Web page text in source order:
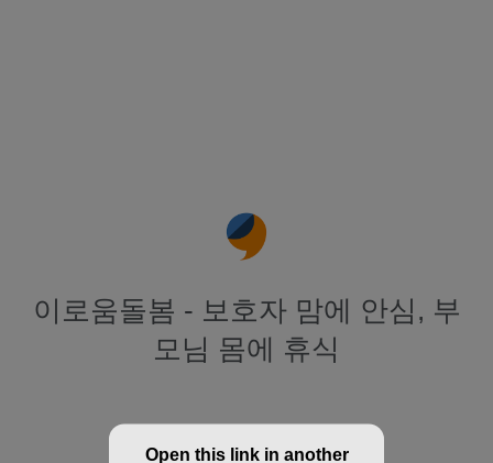
이로움돌봄 - 보호자 맘에 안심, 부
모님 몸에 휴식